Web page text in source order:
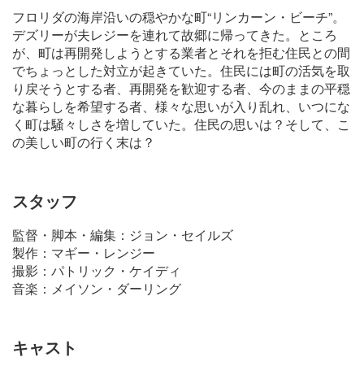
フロリダの海岸沿いの穏やかな町“リンカーン・ビーチ”。
デズリーが夫レジーを連れて故郷に帰ってきた。ところ
が、町は再開発しようとする業者とそれを拒む住民との間
でちょっとした対立が起きていた。住民には町の活気を取
り戻そうとする者、再開発を歓迎する者、今のままの平穏
な暮らしを希望する者、様々な思いが入り乱れ、いつにな
く町は騒々しさを増していた。住民の思いは？そして、こ
の美しい町の行く末は？
スタッフ
監督・脚本・編集：ジョン・セイルズ
製作：マギー・レンジー
撮影：パトリック・ケイディ
音楽：メイソン・ダーリング
キャスト